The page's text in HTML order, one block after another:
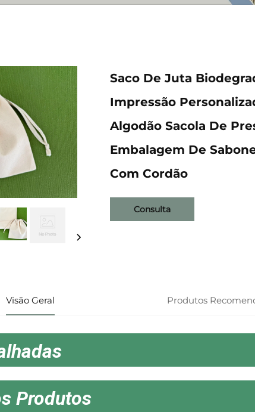
Saco De Juta
Impressão
Algodão Sacola De
Embalagem De
Com Cordão
Consulta
Visão Geral Produtos
Produtos